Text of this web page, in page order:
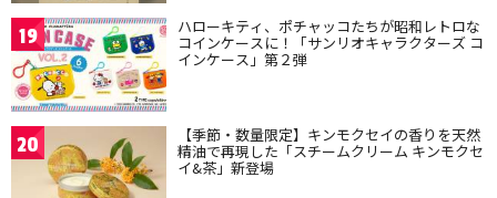
19 ハローキティ、ポチャッコたちが昭和レトロな
コインケースに！「サンリオキャラクターズ コ
インケース」第２弾
20 【季節・数量限定】キンモクセイの香りを天然
精油で再現した「スチームクリーム キンモクセ
イ&茶」新登場